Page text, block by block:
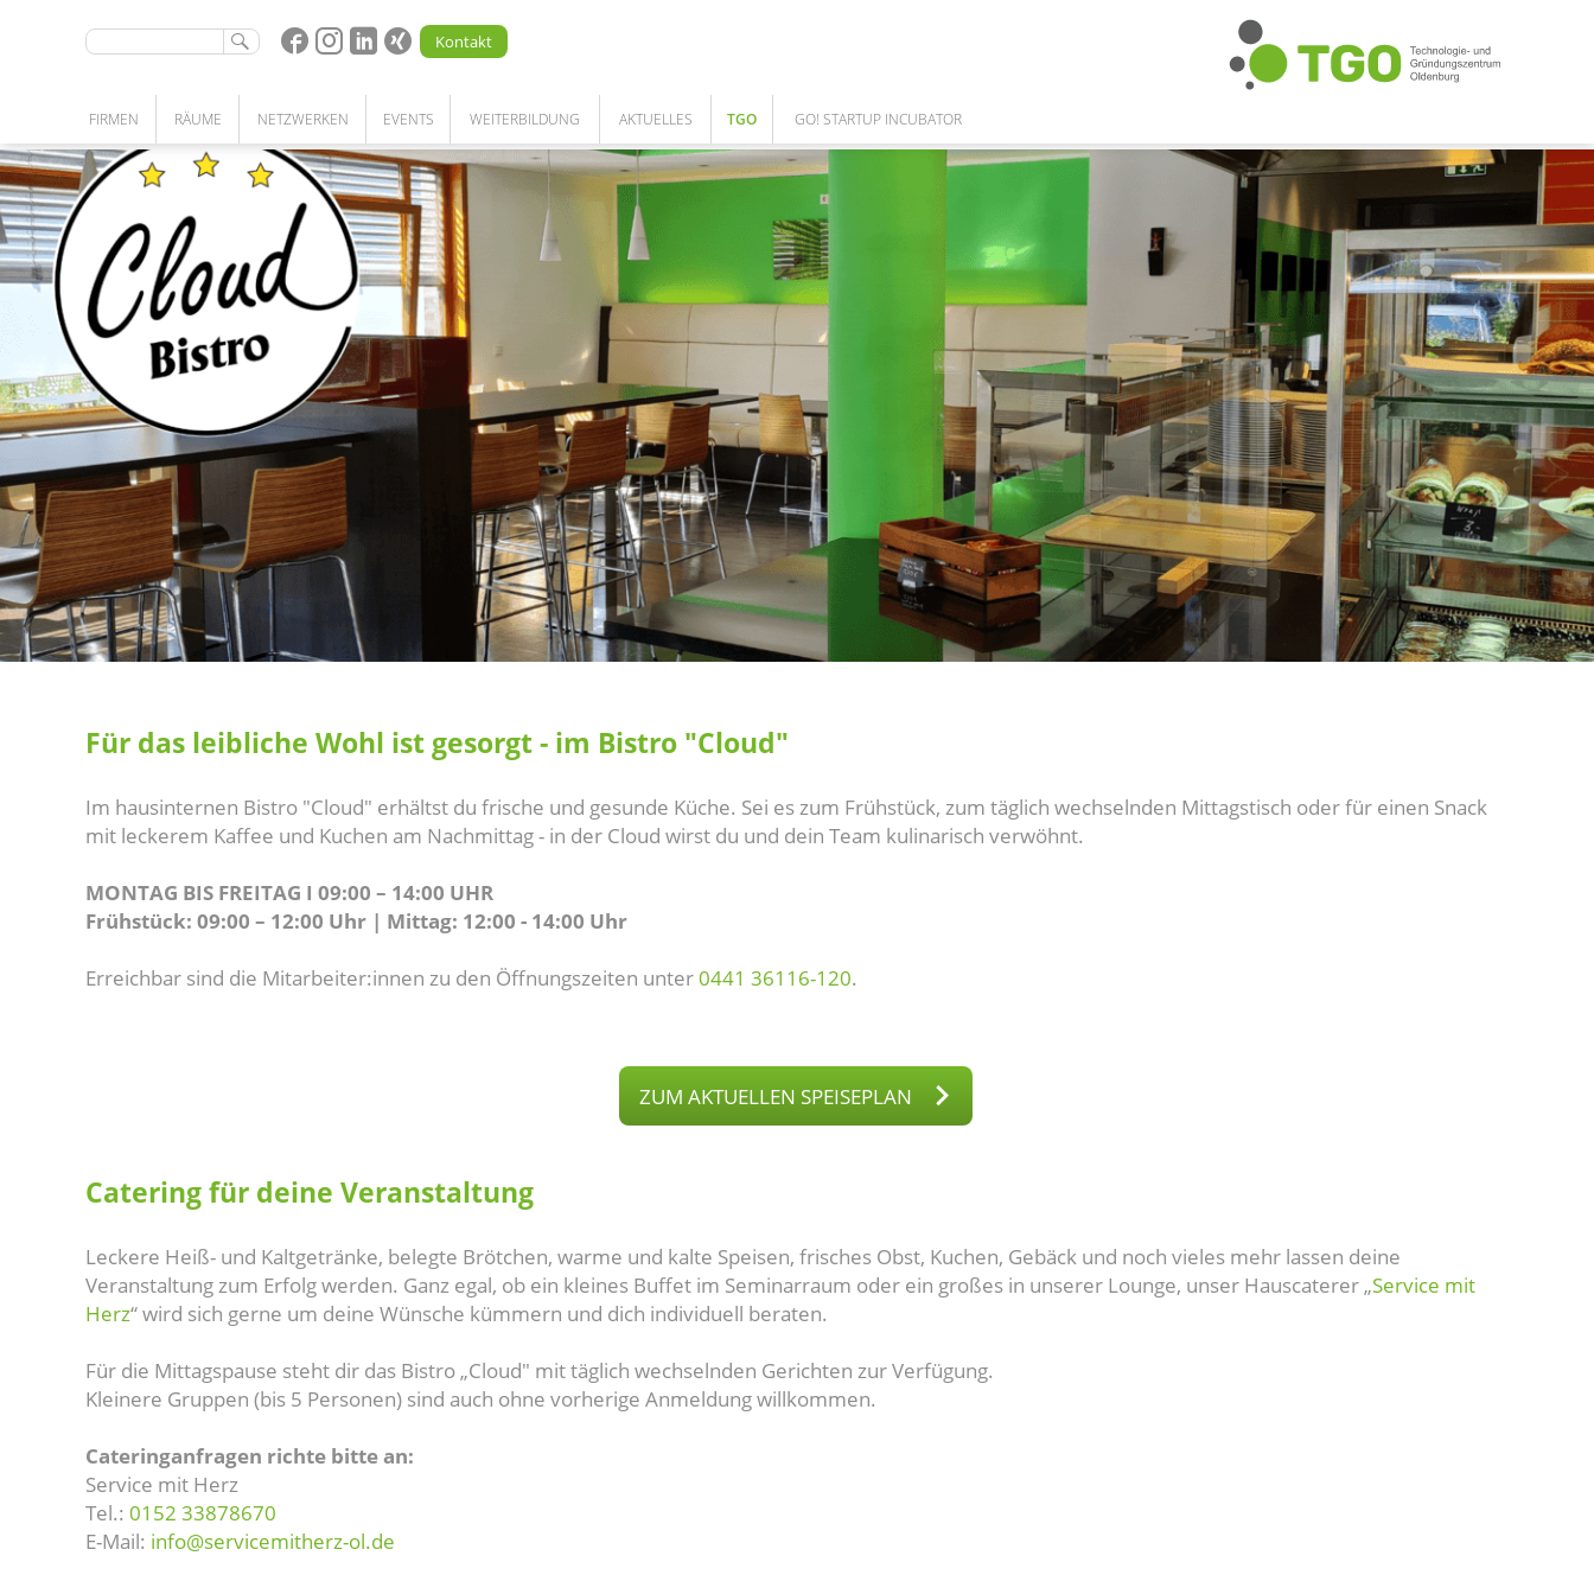
Kontakt
FIRMEN
STARTUPS | UNTERNEHMEN | FORSCHUNG
NETZWERKPARTNERSCHAFT
COMMUNITY
KOMPETENZSUCHE
RÄUME
BÜRO | LABOR | WERKSTATT | LAGER
UNSERE LEISTUNGEN
MEETINGRÄUME
COWORKING SPACE
NETZWERKEN
KOOPERATIONEN
PATENSCHAFTSPROGRAMM
EVENTS WEITERBILDUNG AKTUELLES
NEWS
ARBEITEN IM TGO
TGO
ÜBER UNS
UNSERE LEISTUNGEN
MEILENSTEINE DES TGO
GESELLSCHAFTER
AUFSICHTSRAT
FÖRDERUNGEN
CAFE BISTRO - CLOUD
GO! STARTUP INCUBATOR
GO! TEAM
COWORKING SPACE
GO! CORPORATES
Für das leibliche Wohl ist gesorgt - im Bistro "Cloud"
Im hausinternen Bistro "Cloud" erhältst du frische und gesunde Küche. Sei es zum Frühstück, zum täglich wechselnden Mittagstisch oder für einen Snack
mit leckerem Kaffee und Kuchen am Nachmittag - in der Cloud wirst du und dein Team kulinarisch verwöhnt.
MONTAG BIS FREITAG I 09:00 – 14:00 UHR
Frühstück: 09:00 – 12:00 Uhr | Mittag: 12:00 - 14:00 Uhr
Erreichbar sind die Mitarbeiter:innen zu den Öffnungszeiten unter0441 36116-120.
ZUM AKTUELLEN SPEISEPLAN
Catering für deine Veranstaltung
Leckere Heiß- und Kaltgetränke, belegte Brötchen, warme und kalte Speisen, frisches Obst, Kuchen, Gebäck und noch vieles mehr lassen deine
Veranstaltung zum Erfolg werden. Ganz egal, ob ein kleines Buffet im Seminarraum oder ein großes in unserer Lounge, unser Hauscaterer „Service mit
Herz“ wird sich gerne um deine Wünsche kümmern und dich individuell beraten.
Für die Mittagspause steht dir das Bistro „Cloud" mit täglich wechselnden Gerichten zur Verfügung.
Kleinere Gruppen (bis 5 Personen) sind auch ohne vorherige Anmeldung willkommen.
Cateringanfragen richte bitte an:
Service mit Herz
Tel.: 0152 33878670
E-Mail: info@servicemitherz-ol.de